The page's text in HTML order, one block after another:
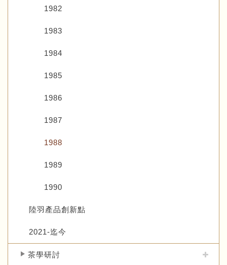
1982
1983
1984
1985
1986
1987
1988
1989
1990
陸羽產品創新點
2021-迄今
茶學研討